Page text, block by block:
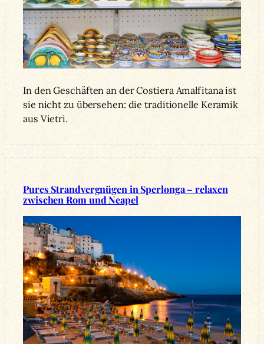
In den Geschäften an der Costiera Amalfitana ist
sie nicht zu übersehen: die traditionelle Keramik
aus Vietri.
Pures Strandvergnügen in Sperlonga – relaxen
zwischen Rom und Neapel